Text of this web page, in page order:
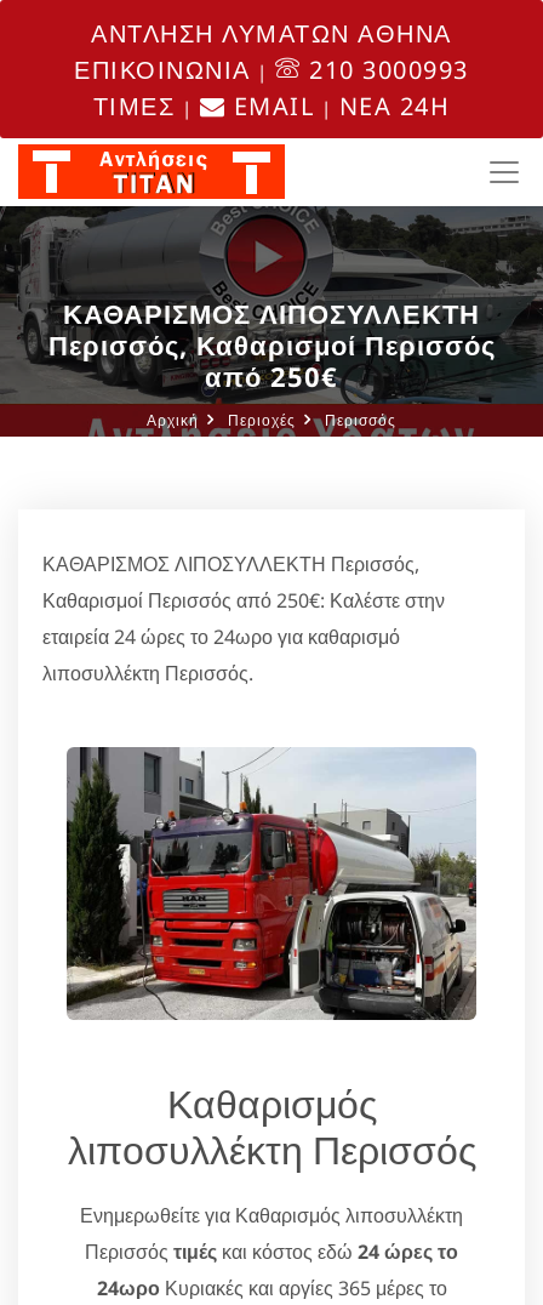
ΑΝΤΛΗΣΗ ΛΥΜΑΤΩΝ ΑΘΗΝΑ
ΕΠΙΚΟΙΝΩΝΙΑ |
210 3000993
ΤΙΜΕΣ | EMAIL | NEA 24H
ΚΑΘΑΡΙΣΜΟΣ ΛΙΠΟΣΥΛΛΕΚΤΗ
Περισσός, Καθαρισμοί Περισσός
από 250€
Αρχική Περιοχές Περισσός
ΚΑΘΑΡΙΣΜΟΣ ΛΙΠΟΣΥΛΛΕΚΤΗ Περισσός,
Καθαρισμοί Περισσός από 250€: Καλέστε στην
εταιρεία 24 ώρες το 24ωρο για καθαρισμό
λιποσυλλέκτη Περισσός.
Καθαρισμός
λιποσυλλέκτη Περισσός
Ενημερωθείτε για Καθαρισμός λιποσυλλέκτη
Περισσός τιμές και κόστος εδώ 24 ώρες το
24ωροΚυριακές και αργίες 365 μέρες το